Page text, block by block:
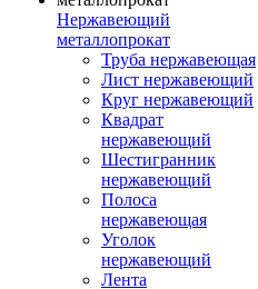
Нержавеющий
металлопрокат
Труба нержавеющая
Лист нержавеющий
Круг нержавеющий
Квадрат
нержавеющий
Шестигранник
нержавеющий
Полоса
нержавеющая
Уголок
нержавеющий
Лента